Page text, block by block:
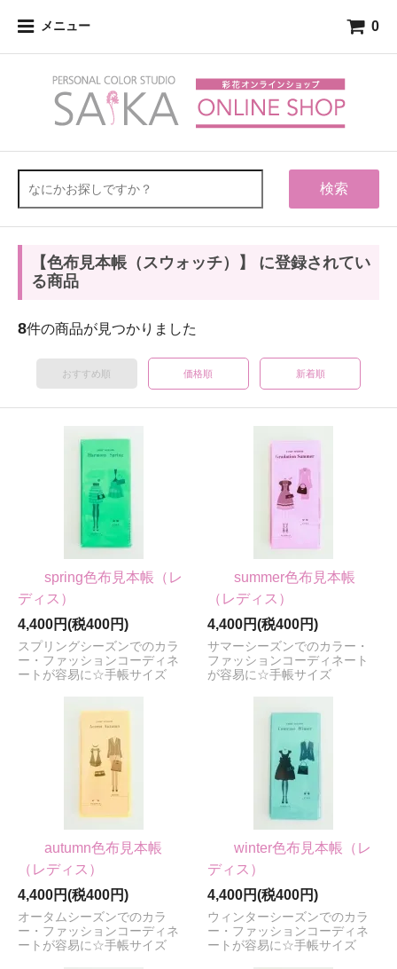
メニュー 0
検索
【色布見本帳（スウォッチ）】 に登録されてい
る商品
8件の商品が見つかりました
おすすめ順 価格順 新着順
spring色布見本帳（レ
ディス）
4,400円(税400円)
スプリングシーズンでのカラ
ー・ファッションコーディネ
ートが容易に☆手帳サイズ
summer色布見本帳
（レディス）
4,400円(税400円)
サマーシーズンでのカラー・
ファッションコーディネート
が容易に☆手帳サイズ
autumn色布見本帳
（レディス）
4,400円(税400円)
オータムシーズンでのカラ
ー・ファッションコーディネ
ートが容易に☆手帳サイズ
winter色布見本帳（レ
ディス）
4,400円(税400円)
ウィンターシーズンでのカラ
ー・ファッションコーディネ
ートが容易に☆手帳サイズ